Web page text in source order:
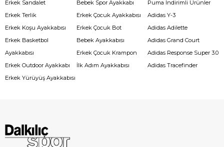
Erkek Sandalet
Erkek Terlik
Erkek Koşu Ayakkabısı
Erkek Basketbol
Ayakkabısı
Erkek Outdoor Ayakkabı
Erkek Yürüyüş Ayakkabısı
Bebek Spor Ayakkabı
Erkek Çocuk Ayakkabısı
Erkek Çocuk Bot
Bebek Ayakkabısı
Erkek Çocuk Krampon
İlk Adım Ayakkabısı
Puma İndirimli Ürünler
Adidas Y-3
Adidas Adilette
Adidas Grand Court
Adidas Response Super 3.0
Adidas Tracefinder